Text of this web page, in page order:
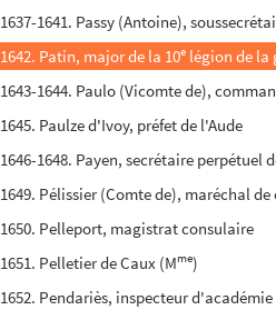
1637-1641. Passy (Antoine),
1642. Patin, major de la 10e légion de la
1643-1644. Paulo (Vicomte de),
1645. Paulze d'Ivoy, préfet de l'Aude
1646-1648. Payen, secrétaire
1649. Pélissier (Comte de), maréchal
1650. Pelleport, magistrat consulaire
1651. Pelletier de Caux (Mme)
1652. Pendariès, inspecteur